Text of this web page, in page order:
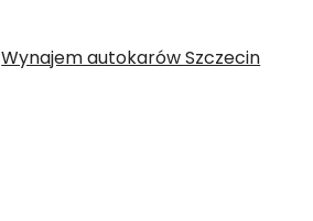
Wynajem autokarów Szczecin